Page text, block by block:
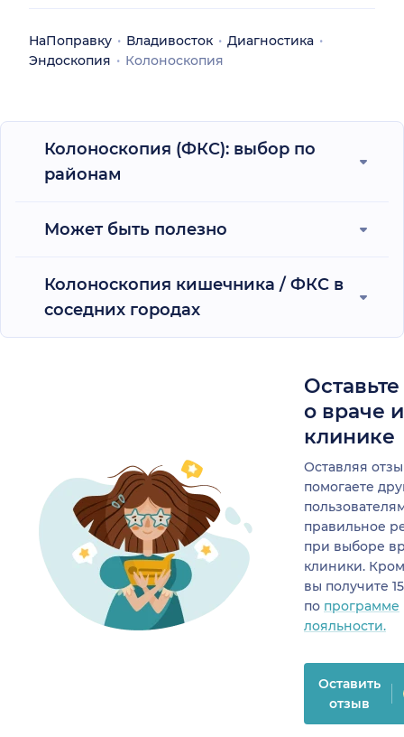
НаПоправку Владивосток
Диагностика
Эндоскопия
Колоноскопия
Колоноскопия (ФКС): выбор по
районам
Может быть полезно
Колоноскопия кишечника / ФКС в
соседних городах
о враче
клинике
Оставляя
помогаете
правильное
при выборе
клиники.
вы получите
по программе
лояльности.
Оставить
отзыв